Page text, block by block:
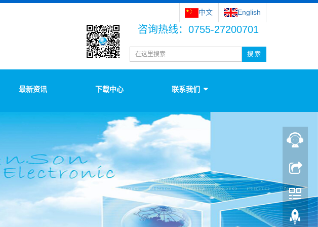
English
中文
咨询热线：0755-27200701
搜 索
最新资讯 下载中心 联系我们